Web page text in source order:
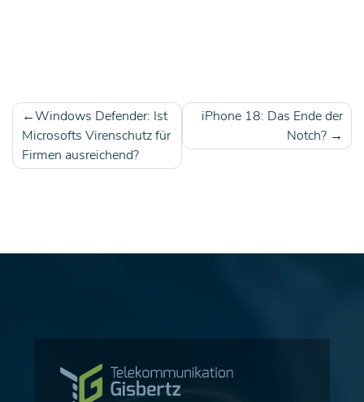
Beitragsnavigation
Windows Defender: Ist
Microsofts Virenschutz für
Firmen ausreichend?
iPhone 18: Das Ende der
Notch?